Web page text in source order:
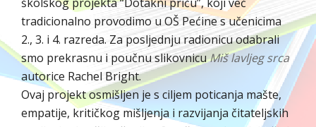
tradicionalno provodimo u OŠ Pećine s učenicima
2., 3. i 4. razreda. Za posljednju radionicu odabrali
smo prekrasnu i poučnu slikovnicuMiš lavljeg srca
autorice Rachel Bright.
Ovaj projekt osmišljen je s ciljem poticanja mašte,
empatije, kritičkog mišljenja i razvijanja čitateljskih